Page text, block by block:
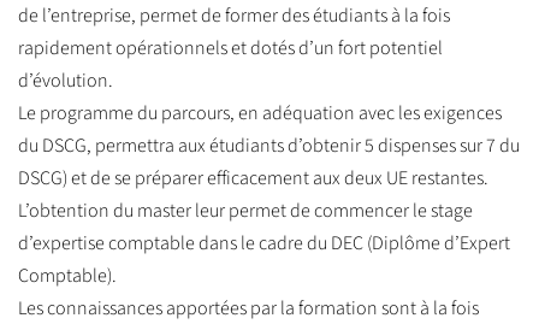
de l’entreprise, permet de former des étudiants à la fois
rapidement opérationnels et dotés d’un fort potentiel
d’évolution.
Le programme du parcours, en adéquation avec les exigences
du DSCG, permettra aux étudiants d’obtenir 5 dispenses sur 7 du
DSCG) et de se préparer efficacement aux deux UE restantes.
L’obtention du master leur permet de commencer le stage
d’expertise comptable dans le cadre du DEC (Diplôme d’Expert
Comptable).
Les connaissances apportées par la formation sont à la fois